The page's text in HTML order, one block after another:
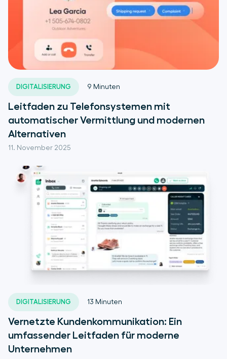
DIGITALISIERUNG
11. November 2025
9 Minuten
Leitfaden zu Telefonsystemen mit
automatischer Vermittlung und modernen
Alternativen
DIGITALISIERUNG 13 Minuten
Vernetzte Kundenkommunikation: Ein
umfassender Leitfaden für moderne
Unternehmen